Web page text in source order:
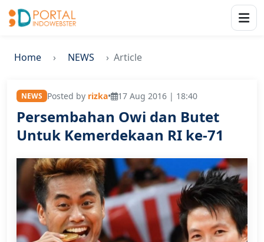
Home NEWS Article
NEWS Posted by rizka• 17 Aug 2016 | 18:40
Persembahan Owi dan Butet
Untuk Kemerdekaan RI ke-71